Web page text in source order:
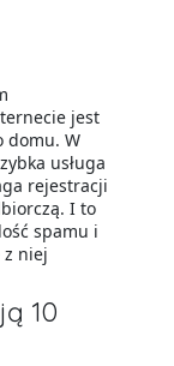
jest
domu. W
usługa
rejestracji
I to
spamu i
z niej
10